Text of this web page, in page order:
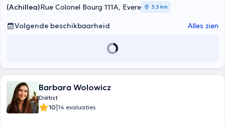
(Achillea)Rue Colonel Bourg 111A, Evere 3,3 km
Volgende beschikbaarheid Alles zien
Barbara Wolowicz
Diëtist
10|14 evaluaties